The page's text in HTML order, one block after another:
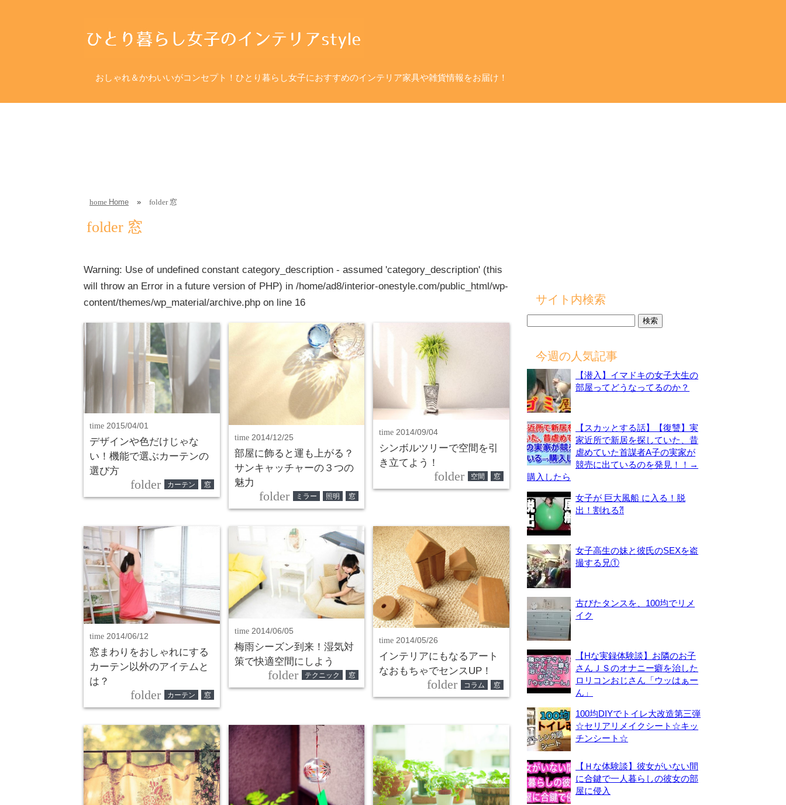
おしゃれ＆かわいいがコンセプト！ひとり暮らし女子におすすめのインテリア家具や雑貨情報をお届け！
home Home » folder 窓
folder 窓
Warning: Use of undefined constant category_description - assumed 'category_description' (this
will throw an Error in a future version of PHP) in /home/ad8/interior-onestyle.com/public_html/wp-
content/themes/wp_material/archive.php on line 16
time 2015/04/01
デザインや色だけじゃな
い！機能で選ぶカーテンの
選び方
folder カーテン 窓
time 2014/12/25
部屋に飾ると運も上がる？
サンキャッチャーの３つの
魅力
folder ミラー 照明 窓
time 2014/09/04
シンボルツリーで空間を引
き立てよう！
folder 空間 窓
time 2014/06/12
窓まわりをおしゃれにする
カーテン以外のアイテムと
は？
folder カーテン 窓
time 2014/06/05
梅雨シーズン到来！湿気対
策で快適空間にしよう
folder テクニック 窓
time 2014/05/26
インテリアにもなるアート
なおもちゃでセンスUP！
folder コラム 窓
サイト内検索
今週の人気記事
【潜入】イマドキの女子大生の
部屋ってどうなってるのか？
【スカッとする話】【復讐】実
家近所で新居を探していた、昔
虐めていた首謀者A子の実家が
競売に出ているのを発見！！→
購入したら
女子が 巨大風船 に入る！脱
出！割れる⁈
女子高生の妹と彼氏のSEXを盗
撮する兄①
古びたタンスを、100均でリメ
イク
【Hな実録体験談】お隣のお子
さんＪＳのオナニー癖を治した
ロリコンおじさん「ウッはぁー
ん」
100均DIYでトイレ大改造第三弾
☆セリアリメイクシート☆キッ
チンシート☆
【Ｈな体験談】彼女がいない間
に合鍵で一人暮らしの彼女の部
屋に侵入